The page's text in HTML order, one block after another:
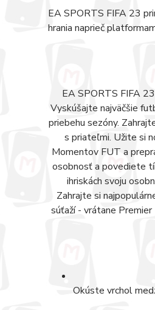
EA SPORTS FIFA 23
hrania naprieč
EA SPORTS FIFA
Vyskúšajte najväčšie
priebehu sezóny.
s priateľmi. Užite si
Momentov FUT a
osobnosť a povediete
ihriskách svoju
Zahrajte si
súťaží - vrátane
Okúste vrchol